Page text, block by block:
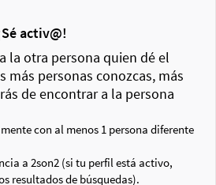
activ@!
la otra persona quien dé el
más personas conozcas, más
de encontrar a la persona
con al menos 1 persona diferente
a 2son2 (si tu perfil está activo,
resultados de búsquedas).